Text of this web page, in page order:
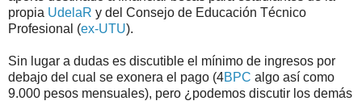
propia UdelaR y del Consejo de Educación Técnico
Profesional (ex-UTU).
Sin lugar a dudas es discutible el mínimo de ingresos por
debajo del cual se exonera el pago (4BPC algo así como
9.000 pesos mensuales), pero ¿podemos discutir los demás